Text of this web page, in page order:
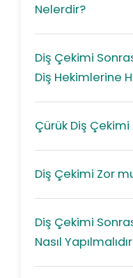
Nelerdir?
Diş Çekimi
Diş Hekimlerine
Çürük Diş Çekimi
Diş Çekimi Zor
Diş Çekimi
Nasıl